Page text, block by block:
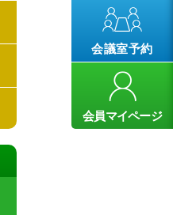
会議室予約
会員マイページ